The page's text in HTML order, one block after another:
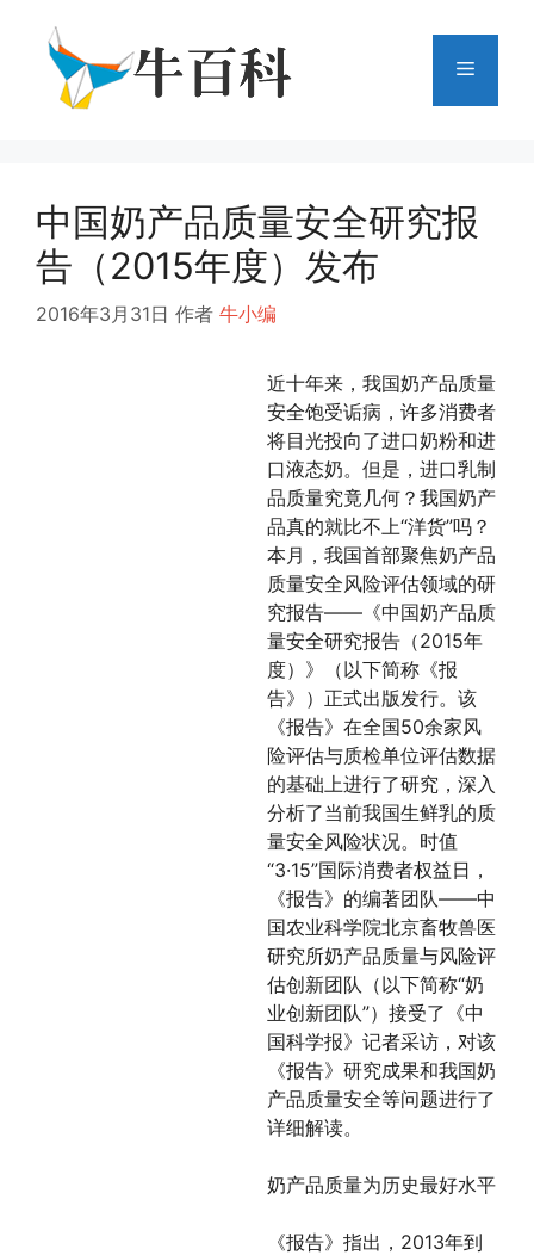
菜
中国奶产品质量安全研究报
告（2015年度）发布
2016年3月31日 作者 牛小编
近十年来，我国奶产品质量
安全饱受诟病，许多消费者
将目光投向了进口奶粉和进
口液态奶。但是，进口乳制
品质量究竟几何？我国奶产
品真的就比不上“洋货”吗？
本月，我国首部聚焦奶产品
质量安全风险评估领域的研
究报告——《中国奶产品质
量安全研究报告（2015年
度）》（以下简称《报
告》）正式出版发行。该
《报告》在全国50余家风
险评估与质检单位评估数据
的基础上进行了研究，深入
分析了当前我国生鲜乳的质
量安全风险状况。 时值
“3·15”国际消费者权益日，
《报告》的编著团队——中
国农业科学院北京畜牧兽医
研究所奶产品质量与风险评
估创新团队（以下简称“奶
业创新团队”）接受了《中
国科学报》记者采访，对该
《报告》研究成果和我国奶
产品质量安全等问题进行了
详细解读。
奶产品质量为历史最好水平
《报告》指出，2013年到